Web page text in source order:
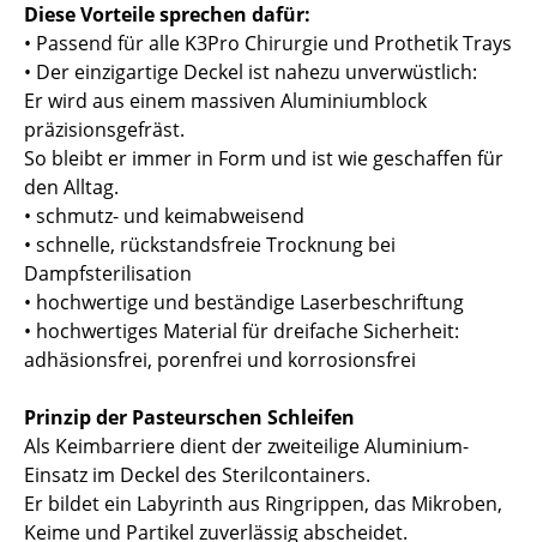
Diese Vorteile sprechen dafür:
• Passend für alle K3Pro Chirurgie und Prothetik Trays
• Der einzigartige Deckel ist nahezu unverwüstlich:
Er wird aus einem massiven Aluminiumblock
präzisionsgefräst.
So bleibt er immer in Form und ist wie geschaffen für
den Alltag.
• schmutz- und keimabweisend
• schnelle, rückstandsfreie Trocknung bei
Dampfsterilisation
• hochwertige und beständige Laserbeschriftung
• hochwertiges Material für dreifache Sicherheit:
adhäsionsfrei, porenfrei und korrosionsfrei
Prinzip der Pasteurschen Schleifen
Als Keimbarriere dient der zweiteilige Aluminium-
Einsatz im Deckel des Sterilcontainers.
Er bildet ein Labyrinth aus Ringrippen, das Mikroben,
Keime und Partikel zuverlässig abscheidet.